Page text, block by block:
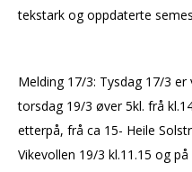
tekstark og oppdaterte
Melding 17/3: Tysdag 17/3
torsdag 19/3 øver 5kl. frå
etterpå, frå ca 15- Heile
Vikevollen 19/3 kl.11.15 og